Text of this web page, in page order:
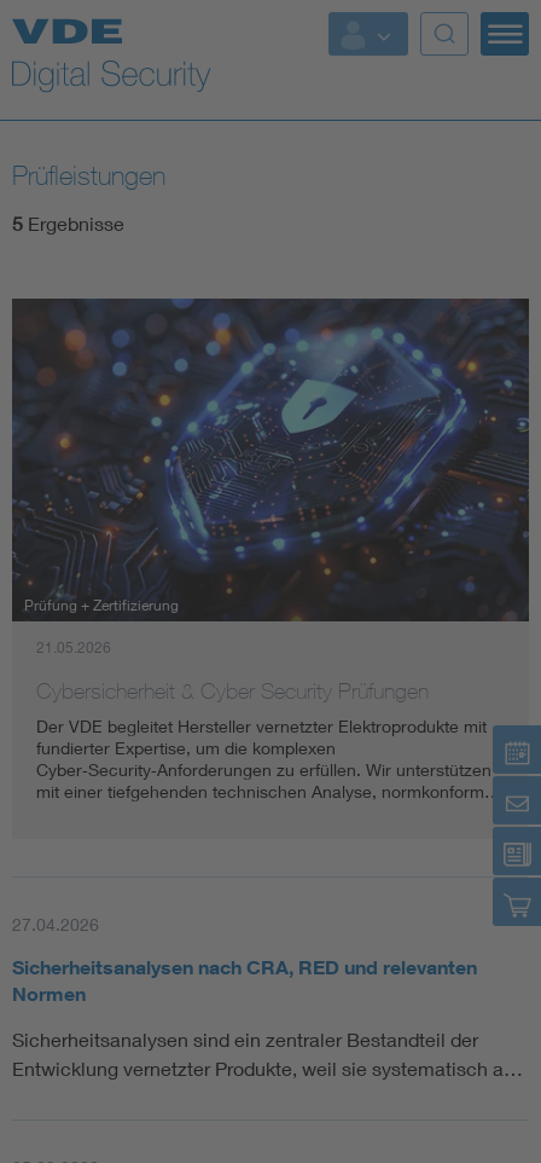
Top Themen
Fokusthemen
Energy
Health
Mobility
Standards
Weitere Themen
Assisted Living
Electromobility
Energy efficiency
Energy storage
Prüfleistungen
5 Ergebnisse
Prüfung + Zertifizierung
21.05.2026
Cybersicherheit & Cyber Security Prüfungen
Der VDE begleitet Hersteller vernetzter Elektroprodukte mit
fundierter Expertise, um die komplexen
Cyber‑Security‑Anforderungen zu erfüllen. Wir unterstützen
mit einer tiefgehenden technischen Analyse, normkonform…
27.04.2026
Sicherheitsanalysen nach CRA, RED und relevanten
Normen
Sicherheitsanalysen sind ein zentraler Bestandteil der
Entwicklung vernetzter Produkte, weil sie systematisch a…